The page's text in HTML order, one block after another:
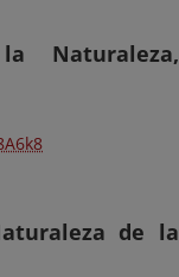
Naturaleza,
de la